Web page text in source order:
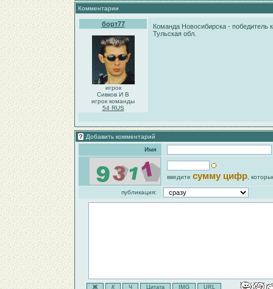
Комментарии
борт77
игрок
Сивков И В
игрок команды
54 RUS
Команда Новосибирска - победитель
Тульская обл.
Добавить комментарий
Имя
введите сумму цифр ,
публикация: